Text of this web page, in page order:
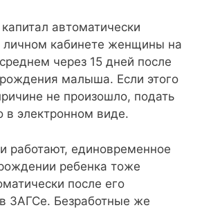
автоматически
личном кабинете женщины на
через 15 дней после
малыша. Если этого
не произошло, подать
в электронном виде.
работают, единовременное
ребенка тоже
после его
ЗАГСе. Безработные же